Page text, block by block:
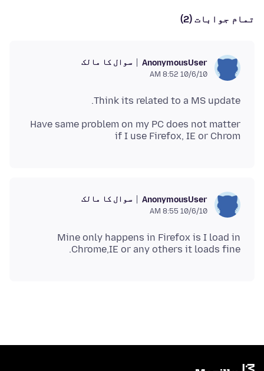
تمام جوابات (2)
AnonymousUser سوال کا مالک
10/6/10 8:52 AM
Think its related to a MS update.
Have same problem on my PC does not matter
if I use Firefox, IE or Chrom
AnonymousUser سوال کا مالک
10/6/10 8:55 AM
Mine only happens in Firefox is I load in
Chrome,IE or any others it loads fine.